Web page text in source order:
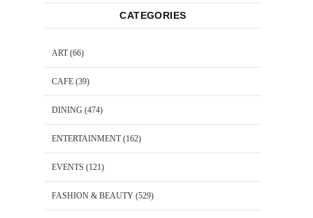
CATEGORIES
ART(66)
CAFE (39)
DINING (474)
ENTERTAINMENT(162)
EVENTS (121)
FASHION & BEAUTY (529)